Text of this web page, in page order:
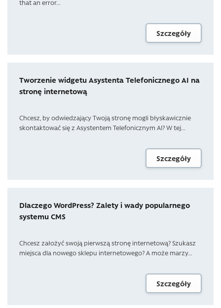
that an error...
Szczegóły
Tworzenie widgetu Asystenta Telefonicznego AI na
stronę internetową
Chcesz, by odwiedzający Twoją stronę mogli błyskawicznie
skontaktować się z Asystentem Telefonicznym AI? W tej...
Szczegóły
Dlaczego WordPress? Zalety i wady popularnego
systemu CMS
Chcesz założyć swoją pierwszą stronę internetową? Szukasz
miejsca dla nowego sklepu internetowego? A może marzy...
Szczegóły